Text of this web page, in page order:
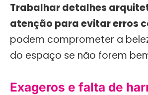
Trabalhar detalhes
atenção para evitar erros
podem comprometer a
do espaço se não forem
Exageros e falta de